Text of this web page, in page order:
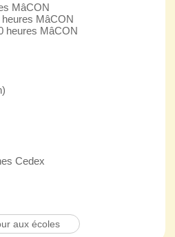
MâCON
MâCON
heures MâCON
Cedex
aux écoles